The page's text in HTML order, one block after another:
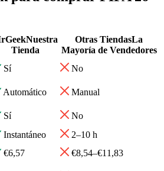
Nuestra
Tienda
Otras TiendasLa
Mayoría de Vendedores
Sí
No
Automático
Manual
Sí
No
Instantáneo
2–10 h
€6,57
€8,54–€11,83